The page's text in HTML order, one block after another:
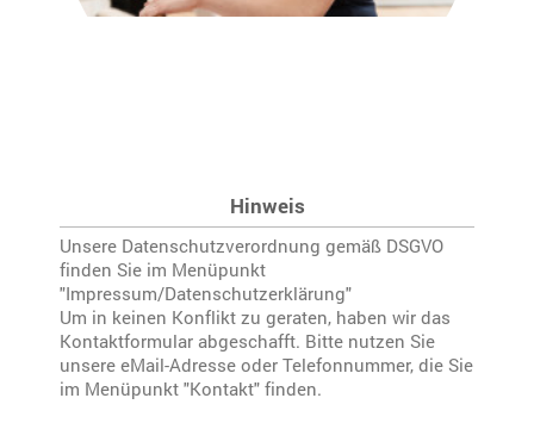
Hinweis
Unsere Datenschutzverordnung gemäß DSGVO
finden Sie im Menüpunkt
"Impressum/Datenschutzerklärung"
Um in keinen Konflikt zu geraten, haben wir das
Kontaktformular abgeschafft. Bitte nutzen Sie
unsere eMail-Adresse oder Telefonnummer, die Sie
im Menüpunkt "Kontakt" finden.